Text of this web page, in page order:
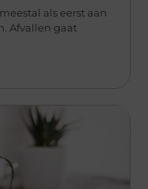
als eerst aan
Afvallen gaat